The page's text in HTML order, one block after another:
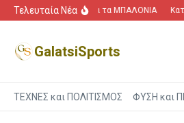
Μετάβαση στο περιεχόμενο
Τελευταία Νέα
“Πόλεμος” για τα ΜΠΑΛΟΝΙΑ
GalatsiSports
ΤΕΧΝΕΣ και ΠΟΛΙΤΙΣΜΟΣ ΦΥΣΗ και